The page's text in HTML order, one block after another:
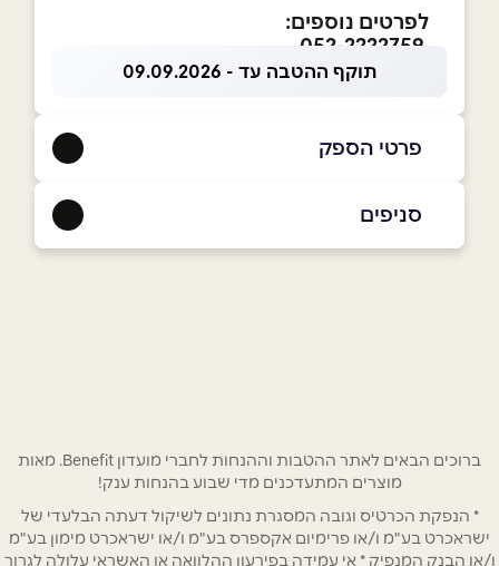
לפרטים נוספים:
תוקף ההטבה עד - 09.09.2026
פרטי הספק
נושא*
אנא חזרו אלי בקשר ל...
סניפים
ברוכים הבאים לאתר ההטבות וההנחות לחברי מועדון Benefit. מאות
מוצרים המתעדכנים מדי שבוע בהנחות ענק!
* הנפקת הכרטיס וגובה המסגרת נתונים לשיקול דעתה הבלעדי של
ישראכרט בע"מ ו/או פרימיום אקספרס בע"מ ו/או ישראכרט מימון בע"מ
ו/או הבנק המנפיק * אי עמידה בפירעון ההלוואה או האשראי עלולה לגרור